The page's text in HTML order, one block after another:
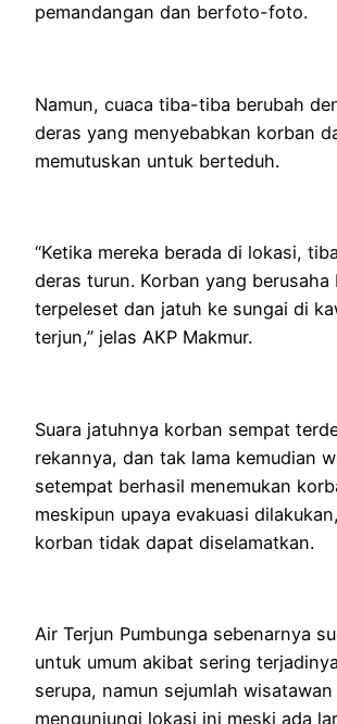
pemandangan dan berfoto-foto.
Namun, cuaca tiba-tiba berubah
deras yang menyebabkan korban
memutuskan untuk berteduh.
“Ketika mereka berada di lokasi,
deras turun. Korban yang berusaha
terpeleset dan jatuh ke sungai di
terjun,” jelas AKP Makmur.
Suara jatuhnya korban sempat
rekannya, dan tak lama kemudian
setempat berhasil menemukan
meskipun upaya evakuasi
korban tidak dapat diselamatkan.
Air Terjun Pumbunga sebenarnya
untuk umum akibat sering
serupa, namun sejumlah
mengunjungi lokasi ini meski ada